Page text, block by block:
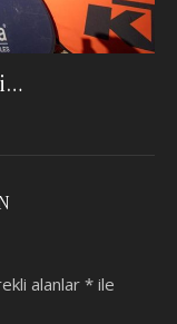
alanlar* ile